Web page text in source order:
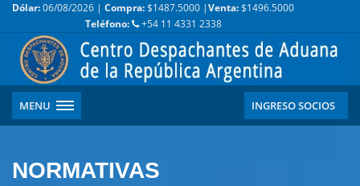
Dólar:06/08/2026 | Compra:$1487.5000 |Venta:$1496.5000
Teléfono:
+54 11 4331 2338
MENU INGRESO SOCIOS
NORMATIVAS